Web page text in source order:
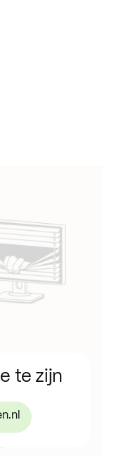
te zijn